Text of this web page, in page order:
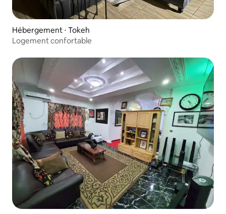
Hébergement ⋅ Tokeh
Logement confortable